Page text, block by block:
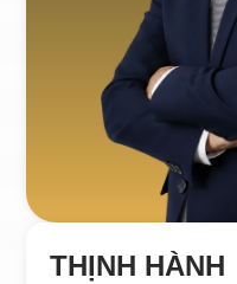
THỊNH HÀNH